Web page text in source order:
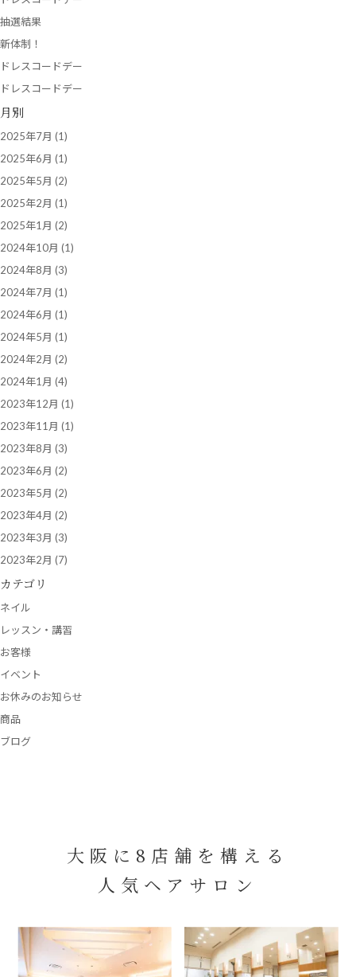
抽選結果
新体制！
ドレスコードデー
ドレスコードデー
月別
2025年7月 (1)
2025年6月 (1)
2025年5月 (2)
2025年2月 (1)
2025年1月 (2)
2024年10月 (1)
2024年8月 (3)
2024年7月 (1)
2024年6月 (1)
2024年5月 (1)
2024年2月 (2)
2024年1月 (4)
2023年12月 (1)
2023年11月 (1)
2023年8月 (3)
2023年6月 (2)
2023年5月 (2)
2023年4月 (2)
2023年3月 (3)
2023年2月 (7)
カテゴリ
ネイル
レッスン・講習
お客様
イベント
お休みのお知らせ
商品
ブログ
大阪に8店舗を構える
人気ヘアサロン